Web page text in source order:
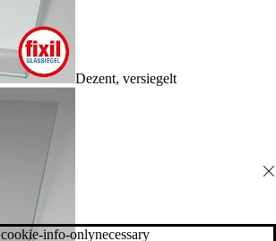
Dezent, versiegelt
cookie-info-onlynecessary